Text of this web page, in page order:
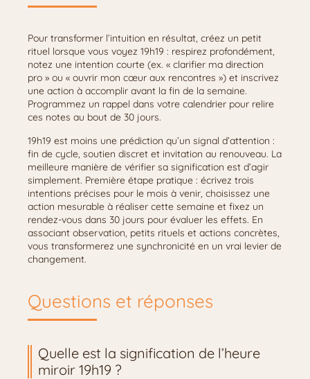
Pour transformer l’intuition en résultat, créez un petit
rituel lorsque vous voyez 19h19 : respirez profondément,
notez une intention courte (ex. « clarifier ma direction
pro » ou « ouvrir mon cœur aux rencontres ») et inscrivez
une action à accomplir avant la fin de la semaine.
Programmez un rappel dans votre calendrier pour relire
ces notes au bout de 30 jours.
19h19 est moins une prédiction qu’un signal d’attention :
fin de cycle, soutien discret et invitation au renouveau. La
meilleure manière de vérifier sa signification est d’agir
simplement. Première étape pratique : écrivez trois
intentions précises pour le mois à venir, choisissez une
action mesurable à réaliser cette semaine et fixez un
rendez-vous dans 30 jours pour évaluer les effets. En
associant observation, petits rituels et actions concrètes,
vous transformerez une synchronicité en un vrai levier de
changement.
Questions et réponses
Quelle est la signification de l’heure
miroir 19h19 ?